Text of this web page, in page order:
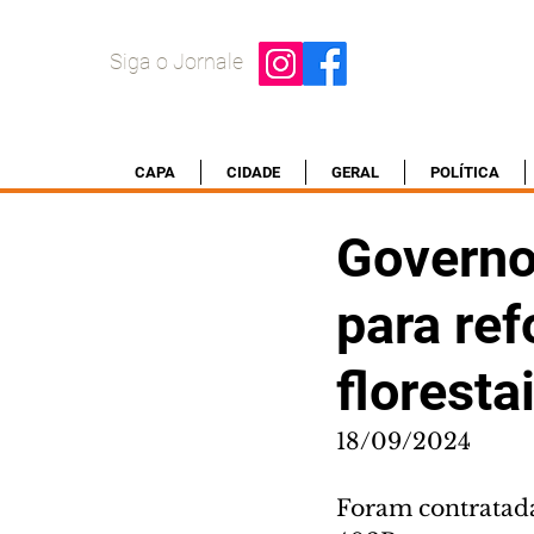
Siga o Jornale
CAPA CIDADE GERAL POLÍTICA
para
18/09/2024
Foram